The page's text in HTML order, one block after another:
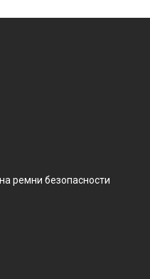
ремни безопасности